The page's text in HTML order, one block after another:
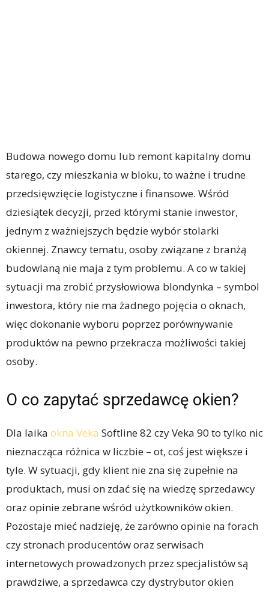
Budowa nowego domu lub remont kapitalny domu
starego, czy mieszkania w bloku, to ważne i trudne
przedsięwzięcie logistyczne i finansowe. Wśród
dziesiątek decyzji, przed którymi stanie inwestor,
jednym z ważniejszych będzie wybór stolarki
okiennej. Znawcy tematu, osoby związane z branżą
budowlaną nie maja z tym problemu. A co w takiej
sytuacji ma zrobić przysłowiowa blondynka – symbol
inwestora, który nie ma żadnego pojęcia o oknach,
więc dokonanie wyboru poprzez porównywanie
produktów na pewno przekracza możliwości takiej
osoby.
O co zapytać sprzedawcę okien?
Dla laika okna Veka Softline 82 czy Veka 90 to tylko nic
nieznacząca różnica w liczbie – ot, coś jest większe i
tyle. W sytuacji, gdy klient nie zna się zupełnie na
produktach, musi on zdać się na wiedzę sprzedawcy
oraz opinie zebrane wśród użytkowników okien.
Pozostaje mieć nadzieję, że zarówno opinie na forach
czy stronach producentów oraz serwisach
internetowych prowadzonych przez specjalistów są
prawdziwe, a sprzedawca czy dystrybutor okien